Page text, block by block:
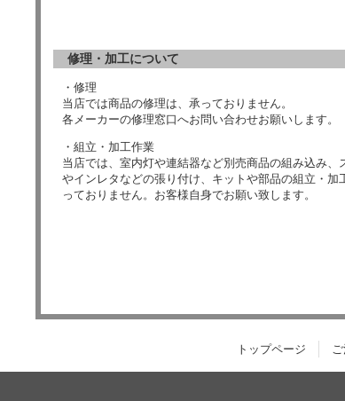
修理・加工について
・修理
当店では商品の修理は、承っておりません。
各メーカーの修理窓口へお問い合わせお願いします。
・組立・加工作業
当店では、室内灯や連結器など別売商品の組み込み、
やインレタなどの張り付け、キットや部品の組立・加
っておりません。お客様自身でお願い致します。
トップページ